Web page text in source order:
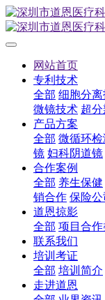
网站首页
专利技术
全部 细胞分
微镜技术 超
产品方案
全部 微循环检
镜 妇科阴道镜
合作案例
全部 养生保健
销合作 保险公
道恩掠影
全部 项目合
联系我们
培训考证
全部 培训简介
走进道恩